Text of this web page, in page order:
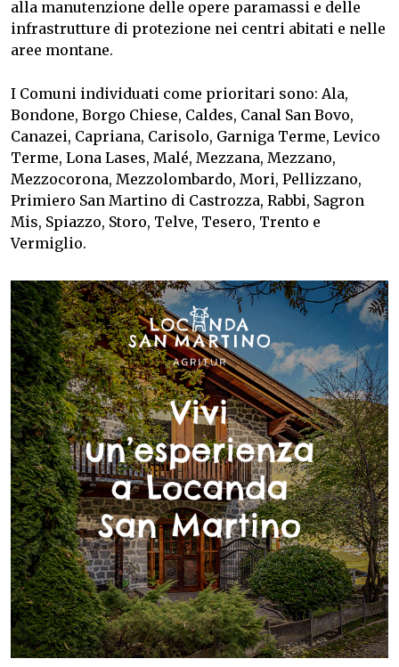
alla manutenzione delle opere paramassi e delle
infrastrutture di protezione nei centri abitati e nelle
aree montane.
I Comuni individuati come prioritari sono: Ala,
Bondone, Borgo Chiese, Caldes, Canal San Bovo,
Canazei, Capriana, Carisolo, Garniga Terme, Levico
Terme, Lona Lases, Malé, Mezzana, Mezzano,
Mezzocorona, Mezzolombardo, Mori, Pellizzano,
Primiero San Martino di Castrozza, Rabbi, Sagron
Mis, Spiazzo, Storo, Telve, Tesero, Trento e
Vermiglio.